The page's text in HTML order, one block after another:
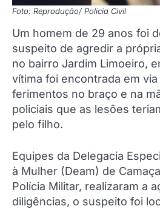
Foto: Reprodução/ Policia Civil
Um homem de 29 anos foi
suspeito de agredir a
no bairro Jardim Limoeiro,
vítima foi encontrada em
ferimentos no braço e na
policiais que as lesões
pelo filho.
Equipes da Delegacia
à Mulher (Deam) de
Polícia Militar, realizaram a
diligências, o suspeito foi